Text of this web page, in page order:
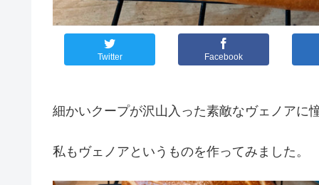
Twitter Facebook
細かいクープが沢山入った素敵なヴェノアに
私もヴェノアというものを作ってみました。